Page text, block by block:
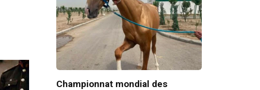
Championnat mondial des